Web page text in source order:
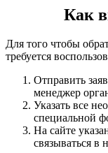
Как
Для того чтобы
требуется
Отправить
менеджер
Указать все
специальной
На сайте
связываться